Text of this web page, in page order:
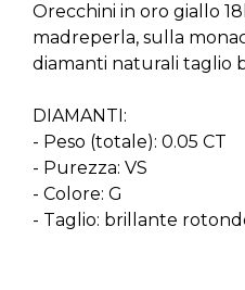
Orecchini in oro giallo
madreperla, sulla
diamanti naturali taglio
DIAMANTI:
- Peso (totale): 0.05 CT
- Purezza: VS
- Colore: G
- Taglio: brillante